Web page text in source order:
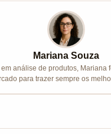
Mariana Souza
análise de produtos,
para trazer sempre os